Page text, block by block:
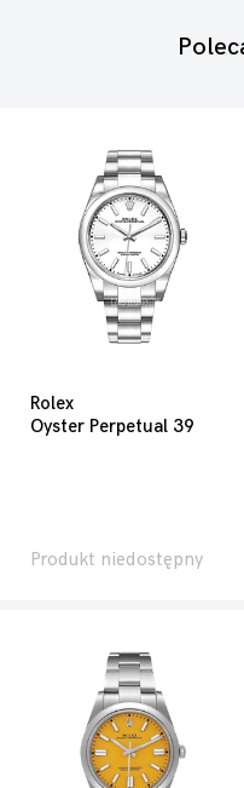
Rolex
Oyster Perpetual 39
Produkt niedostępny